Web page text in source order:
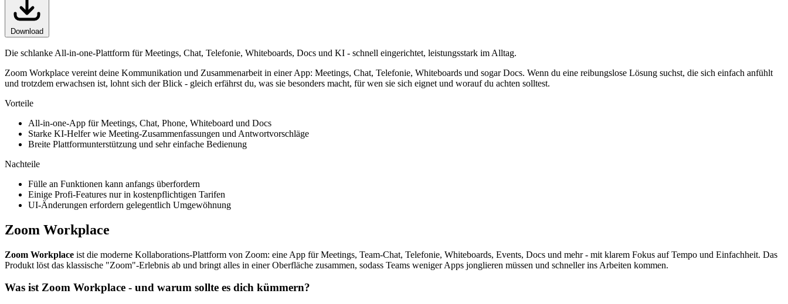
Download
Die schlanke All-in-one-Plattform für Meetings, Chat, Telefonie, Whiteboards, Docs und KI - schnell eingerichtet, leistungsstark im Alltag.
Zoom Workplace vereint deine Kommunikation und Zusammenarbeit in einer App: Meetings, Chat, Telefonie, Whiteboards und sogar Docs. Wenn du eine reibungslose Lösung suchst, die sich einfach anfühlt
und trotzdem erwachsen ist, lohnt sich der Blick - gleich erfährst du, was sie besonders macht, für wen sie sich eignet und worauf du achten solltest.
Vorteile
All-in-one-App für Meetings, Chat, Phone, Whiteboard und Docs
Starke KI-Helfer wie Meeting-Zusammenfassungen und Antwortvorschläge
Breite Plattformunterstützung und sehr einfache Bedienung
Nachteile
Fülle an Funktionen kann anfangs überfordern
Einige Profi-Features nur in kostenpflichtigen Tarifen
UI-Änderungen erfordern gelegentlich Umgewöhnung
Zoom Workplace
Zoom Workplace ist die moderne Kollaborations-Plattform von Zoom: eine App für Meetings, Team-Chat, Telefonie, Whiteboards, Events, Docs und mehr - mit klarem Fokus auf Tempo und Einfachheit. Das
Produkt löst das klassische "Zoom"-Erlebnis ab und bringt alles in einer Oberfläche zusammen, sodass Teams weniger Apps jonglieren müssen und schneller ins Arbeiten kommen.
Was ist Zoom Workplace - und warum sollte es dich kümmern?